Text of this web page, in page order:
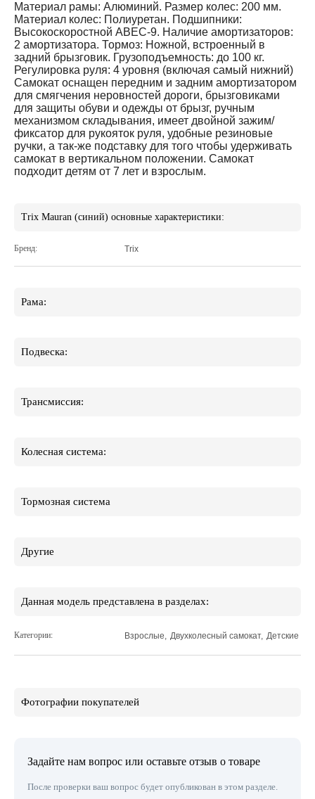
Материал рамы: Алюминий. Размер колес: 200 мм.
Материал колес: Полиуретан. Подшипники:
Высокоскоростной АВЕС-9. Наличие амортизаторов:
2 амортизатора. Тормоз: Ножной, встроенный в
задний брызговик. Грузоподъемность: до 100 кг.
Регулировка руля: 4 уровня (включая самый нижний)
Самокат оснащен передним и задним амортизатором
для смягчения неровностей дороги, брызговиками
для защиты обуви и одежды от брызг, ручным
механизмом складывания, имеет двойной зажим/
фиксатор для рукояток руля, удобные резиновые
ручки, а так-же подставку для того чтобы удерживать
самокат в вертикальном положении. Самокат
подходит детям от 7 лет и взрослым.
Trix Mauran (синий) основные характеристики:
Бренд: Trix
Рама:
Подвеска:
Трансмиссия:
Колесная система:
Тормозная система
Другие
Данная модель представлена в разделах:
Категории: Взрослые Двухколесный самокат, Детские
Фотографии покупателей
Задайте нам вопрос или оставьте отзыв о товаре
После проверки ваш вопрос будет опубликован в этом разделе.